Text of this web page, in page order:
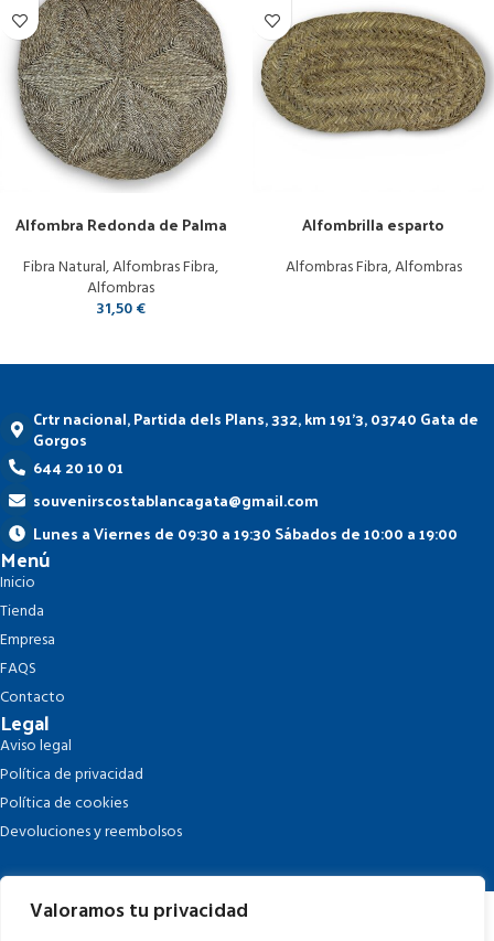
Valoramos tu privacidad
Alfombra Redonda de Palma
Fibra Natural,Alfombras Fibra,
Alfombras
31,50€
Alfombrilla esparto
Alfombras Fibra,Alfombras
Crtr nacional, Partida dels Plans, 332, km 191'3, 03740 Gata de
Gorgos
644 20 10 01
souvenirscostablancagata@gmail.com
Lunes a Viernes de 09:30 a 19:30 Sábados de 10:00 a 19:00
Menú
Inicio
Tienda
Empresa
FAQS
Contacto
Legal
Aviso legal
Política de privacidad
Política de cookies
Devoluciones y reembolsos